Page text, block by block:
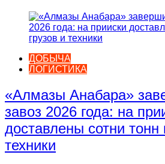
ДОБЫЧА
ЛОГИСТИКА
«Алмазы Анабара»
завоз 2026 года: на
доставлены сотни тонн
техники